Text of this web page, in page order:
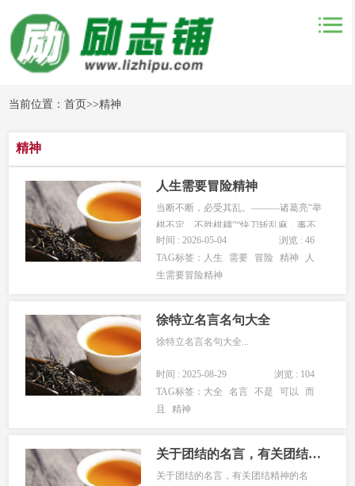
当前位置：首页>>精神
精神
人生需要冒险精神
当断不断，必受其乱。———诸葛亮“举
棋不定，不胜棋耦”“快刀斩乱麻，事不
宜迟，迟则生变”。“夜长梦多，日长事
多”--司马迁评价春申君说：当断不断，
反受其乱。古时候的故事，对于今人来
下来的这些智慧的结晶，都在...
时间 : 2026-05-04
浏览 : 46
TAG标签： 人生 需要 冒险 精神
人
生需要冒险精神
徐特立名言名句大全
徐特立名言名句大全...
时间 : 2025-08-29
浏览 : 104
TAG标签： 大全 名言 不是 可以
而
且
精神
关于团结的名言，有关团结精神的名言
关于团结的名言，有关团结精神的名